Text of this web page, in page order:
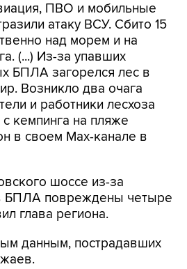
ПВО и мобильные
атаку ВСУ. Сбито 15
над морем и на
(...) Из-за упавших
БПЛА загорелся лес в
Возникло два очага
и работники лесхоза
кемпинга на пляже
в своем Мах-канале в
шоссе из-за
БПЛА повреждены четыре
глава региона.
данным, пострадавших